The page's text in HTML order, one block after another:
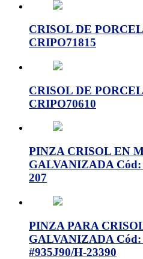
CRISOL DE
CRIPO71815
CRISOL DE
CRIPO70610
PINZA CRISOL EN
GALVANIZADA
207
PINZA PARA
GALVANIZADA
#935J90/H-23390